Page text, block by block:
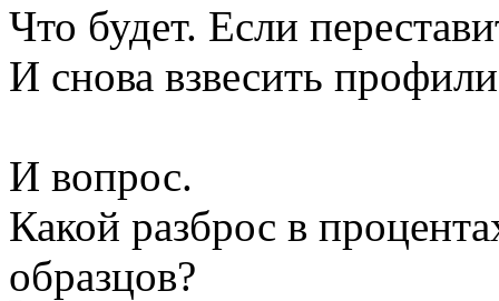
Что будет. Если
И снова взвесить профили
И вопрос.
Какой разброс в
образцов?